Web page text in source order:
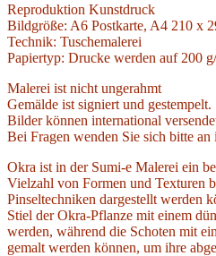
Reproduktion Kunstdruck
Bildgröße: A6 Postkarte, A4 210 x
Technik: Tuschemalerei
Papiertyp: Drucke werden auf 200
Malerei ist nicht ungerahmt
Gemälde ist signiert und gestempelt.
Bilder können international
Bei Fragen wenden Sie sich bitte an
Okra ist in der Sumi-e Malerei ein
Vielzahl von Formen und Texturen
Pinseltechniken dargestellt werden
Stiel der Okra-Pflanze mit einem
werden, während die Schoten mit
gemalt werden können, um ihre